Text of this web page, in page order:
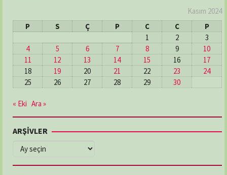
Kasım 2024
P
S Ç P C C
P
1
2
3
4
5 6 7 8 9
10
11
12 13 14 15 16
17
18
19 20 21 22 23
24
25
26 27 28 29 30
« Eki Ara »
ARŞİVLER
ARŞİVLER